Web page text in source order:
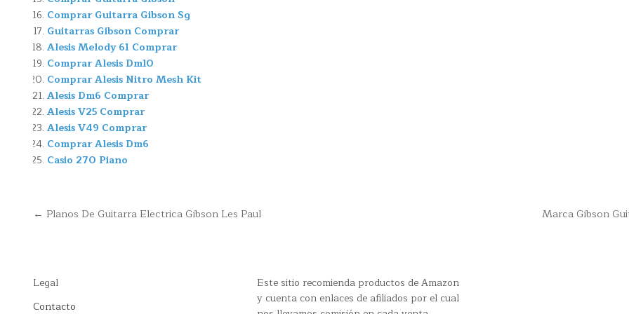
Comprar Guitarra Gibson Sg
Guitarras Gibson Comprar
Alesis Melody 61 Comprar
Comprar Alesis Dm10
Comprar Alesis Nitro Mesh Kit
Alesis Dm6 Comprar
Alesis V25 Comprar
Alesis V49 Comprar
Comprar Alesis Dm6
Casio 270 Piano
Navegación Marca Gibson
← Planos De Guitarra Electrica Gibson Les Paul
Legal
Contacto
Este sitio recomienda productos de Amazon
y cuenta con enlaces de afiliados por el cual